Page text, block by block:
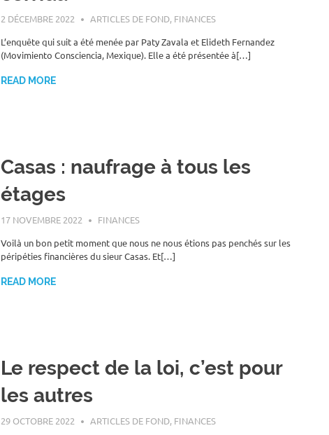
2 DÉCEMBRE 2022 ROGER LAHANA
ARTICLES DE FOND, FINANCES
L’enquête qui suit a été menée par Paty Zavala et Elideth Fernandez
(Movimiento Consciencia, Mexique). Elle a été présentée à[…]
READ MORE
Casas : naufrage à tous les
étages
17 NOVEMBRE 2022 ROGER LAHANA
FINANCES
Voilà un bon petit moment que nous ne nous étions pas penchés sur les
péripéties financières du sieur Casas. Et[…]
READ MORE
Le respect de la loi, c’est pour
les autres
29 OCTOBRE 2022 ROGER LAHANA
ARTICLES DE FOND, FINANCES